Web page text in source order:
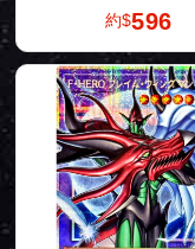
約$596